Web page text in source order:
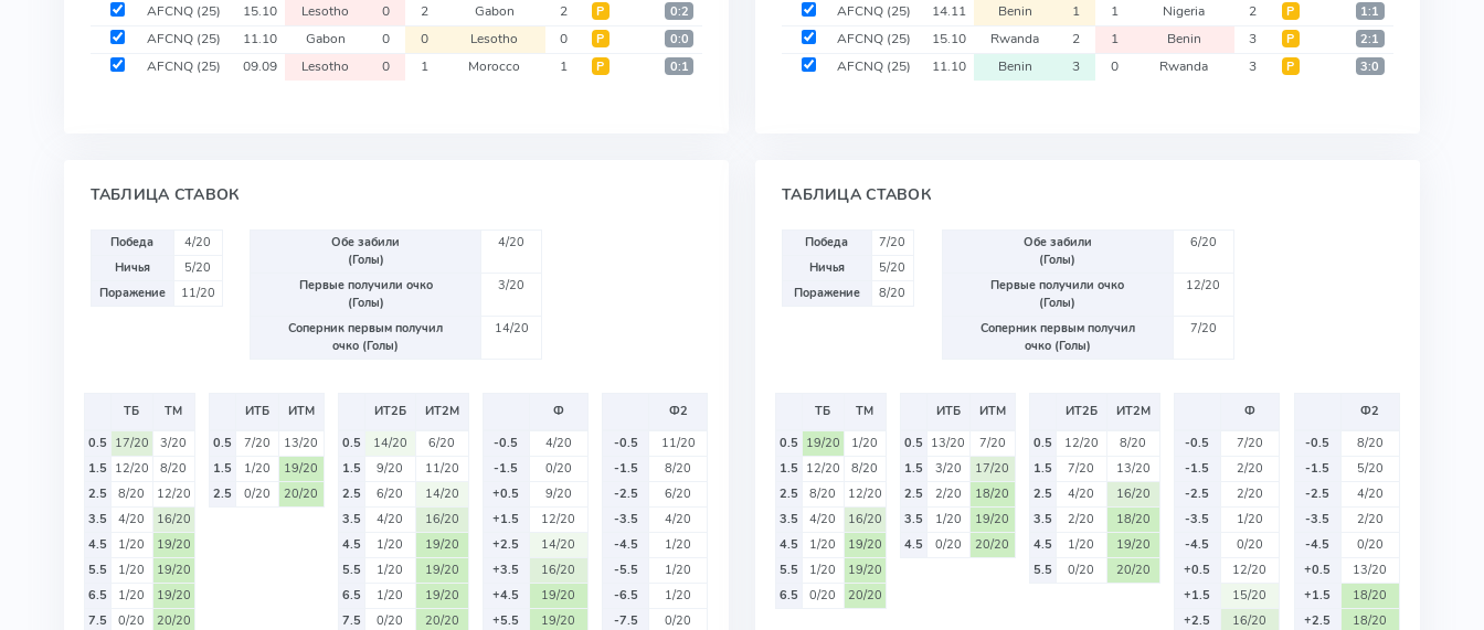
AFCNQ (25) 15.10 Lesotho 0 2 Gabon 2 Р 0:2
AFCNQ (25) 11.10 Gabon 0 0 Lesotho 0 Р 0:0
AFCNQ (25) 09.09 Lesotho 0 1 Morocco 1 Р 0:1
ТАБЛИЦА СТАВОК
Победа
4/20
Ничья
5/20
Поражение
11/20
Обе забили
(Голы)
4/20
Первые получили очко
(Голы)
3/20
Соперник первым получил
очко (Голы)
14/20
ТБ
ТМ
0.5 17/20
3/20
1.5 12/20
8/20
2.5
8/20
12/20
3.5
4/20
16/20
4.5
1/20
19/20
5.5
1/20
19/20
6.5
1/20
19/20
7.5
0/20 20/20
ИТБ
ИТМ
0.5
7/20
13/20
1.5
1/20
19/20
2.5
0/20 20/20
ИТ2Б
ИТ2М
0.5
14/20
6/20
1.5
9/20
11/20
2.5
6/20
14/20
3.5
4/20
16/20
4.5
1/20
19/20
5.5
1/20
19/20
6.5
1/20
19/20
7.5
0/20 20/20
Ф
-0.5
4/20
-1.5
0/20
+0.5
9/20
+1.5
12/20
+2.5
14/20
+3.5
16/20
+4.5
19/20
+5.5
19/20
Ф2
-0.5
11/20
-1.5
8/20
-2.5
6/20
-3.5
4/20
-4.5
1/20
-5.5
1/20
-6.5
1/20
-7.5
0/20
AFCNQ (25) 14.11 Benin 1 1 Nigeria 2 Р 1:1
AFCNQ (25) 15.10 Rwanda 2 1 Benin 3 Р 2:1
AFCNQ (25) 11.10 Benin 3 0 Rwanda 3 Р 3:0
ТАБЛИЦА СТАВОК
Победа
7/20
Ничья
5/20
Поражение
8/20
Обе забили
(Голы)
6/20
Первые получили очко
(Голы)
12/20
Соперник первым получил
очко (Голы)
7/20
ТБ
ТМ
0.5 19/20
1/20
1.5 12/20
8/20
2.5
8/20
12/20
3.5
4/20
16/20
4.5
1/20
19/20
5.5
1/20
19/20
6.5
0/20 20/20
ИТБ
ИТМ
0.5 13/20
7/20
1.5
3/20
17/20
2.5
2/20
18/20
3.5
1/20
19/20
4.5
0/20 20/20
ИТ2Б
ИТ2М
0.5
12/20
8/20
1.5
7/20
13/20
2.5
4/20
16/20
3.5
2/20
18/20
4.5
1/20
19/20
5.5
0/20 20/20
Ф
-0.5
7/20
-1.5
2/20
-2.5
2/20
-3.5
1/20
-4.5
0/20
+0.5
12/20
+1.5
15/20
+2.5
16/20
Ф2
-0.5
8/20
-1.5
5/20
-2.5
4/20
-3.5
2/20
-4.5
0/20
+0.5
13/20
+1.5
18/20
+2.5
18/20